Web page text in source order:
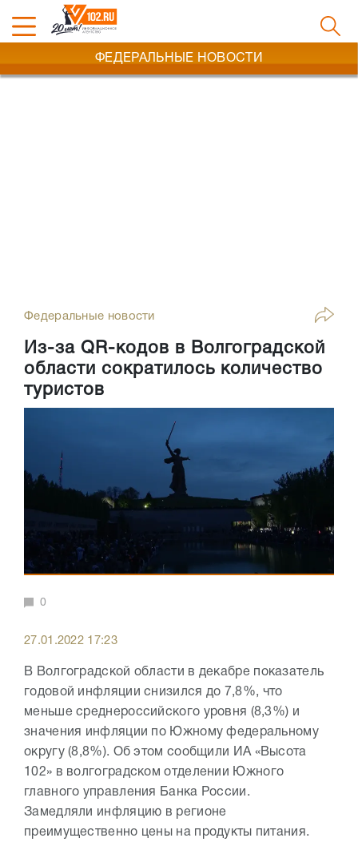
ФЕДЕРАЛЬНЫЕ НОВОСТИ
Федеральные новости
Из-за QR-кодов в Волгоградской
области сократилось количество
туристов
0
27.01.2022 17:23
В Волгоградской области в декабре показатель
годовой инфляции снизился до 7,8%, что
меньше среднероссийского уровня (8,3%) и
значения инфляции по Южному федеральному
округу (8,8%). Об этом сообщили ИА «Высота
102» в волгоградском отделении Южного
главного управления Банка России.
Замедляли инфляцию в регионе
преимущественно цены на продукты питания.